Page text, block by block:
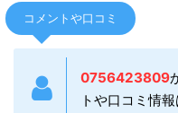
コメントや口コミ
0756423809
トや口コミ情報